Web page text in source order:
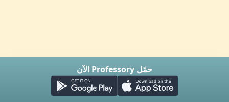
حمّل Professory الآن